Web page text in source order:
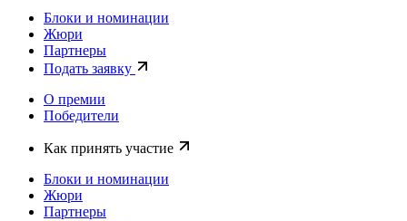
Блоки и номинации
Жюри
Партнеры
Подать заявку
О премии
Победители
Как принять участие
Блоки и номинации
Жюри
Партнеры